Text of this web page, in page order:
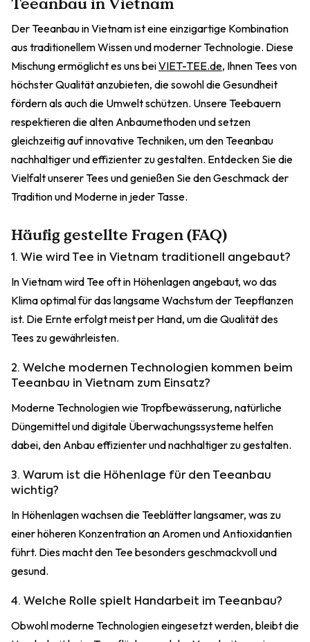
Der Teeanbau in Vietnam ist eine einzigartige Kombination
aus traditionellem Wissen und moderner Technologie. Diese
Mischung ermöglicht es uns beiVIET-TEE.de, Ihnen Tees von
höchster Qualität anzubieten, die sowohl die Gesundheit
fördern als auch die Umwelt schützen. Unsere Teebauern
respektieren die alten Anbaumethoden und setzen
gleichzeitig auf innovative Techniken, um den Teeanbau
nachhaltiger und effizienter zu gestalten. Entdecken Sie die
Vielfalt unserer Tees und genießen Sie den Geschmack der
Tradition und Moderne in jeder Tasse.
Häufig gestellte Fragen (FAQ)
1. Wie wird Tee in Vietnam traditionell angebaut?
In Vietnam wird Tee oft in Höhenlagen angebaut, wo das
Klima optimal für das langsame Wachstum der Teepflanzen
ist. Die Ernte erfolgt meist per Hand, um die Qualität des
Tees zu gewährleisten.
2. Welche modernen Technologien kommen beim
Teeanbau in Vietnam zum Einsatz?
Moderne Technologien wie Tropfbewässerung, natürliche
Düngemittel und digitale Überwachungssysteme helfen
dabei, den Anbau effizienter und nachhaltiger zu gestalten.
3. Warum ist die Höhenlage für den Teeanbau
wichtig?
In Höhenlagen wachsen die Teeblätter langsamer, was zu
einer höheren Konzentration an Aromen und Antioxidantien
führt. Dies macht den Tee besonders geschmackvoll und
gesund.
4. Welche Rolle spielt Handarbeit im Teeanbau?
Obwohl moderne Technologien eingesetzt werden, bleibt die